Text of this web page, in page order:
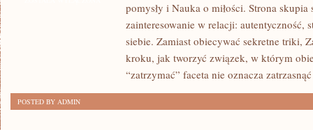
SHOW-
pomysły i Nauka o miłości. Strona
zainteresowanie w relacji: autentyczność,
siebie. Zamiast obiecywać sekretne triki,
kroku, jak tworzyć związek, w którym
“zatrzymać” faceta nie oznacza
POSTED BY ADMIN